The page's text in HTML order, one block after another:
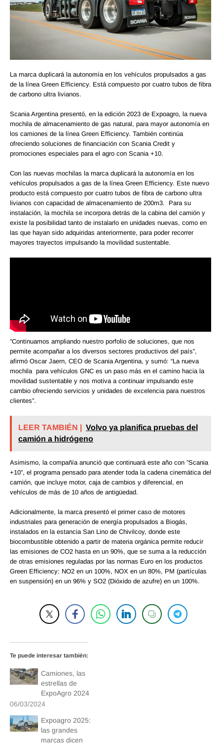
La marca duplicará la autonomía en los vehículos propulsados a gas
de la línea Green Efficiency. Está compuesto por cuatro tubos de fibra
de carbono ultra livianos.
Scania Argentina presentó, en la edición 2023 de Expoagro, la nueva
mochila de almacenamiento de gas natural, para mayor autonomía en
los camiones de la línea Green Efficiency. También continúa
ofreciendo soluciones de financiación con Scania Credit y
promociones especiales para el agro con Scania +10.
Con las nuevas mochilas la marca duplicará la autonomía en los
vehículos propulsados a gas de la línea Green Efficiency. Este nuevo
producto está compuesto por cuatro tubos de fibra de carbono ultra
livianos con capacidad de almacenamiento de 200m3. Para su
instalación, la mochila se incorpora detrás de la cabina del camión y
existe la posibilidad tanto de instalarlo en unidades nuevas, como en
las que hayan sido adquiridas anteriormente, para poder recorrer
mayores trayectos impulsando la movilidad sustentable.
”Continuamos ampliando nuestro porfolio de soluciones, que nos
permite acompañar a los diversos sectores productivos del país”,
afirmó Oscar Jaern, CEO de Scania Argentina, y sumó: “La nueva
mochila para vehículos GNC es un paso más en el camino hacia la
movilidad sustentable y nos motiva a continuar impulsando este
cambio ofreciendo servicios y unidades de excelencia para nuestros
clientes”.
LEER TAMBIÉN | Volvo ya planifica pruebas del
camión a hidrógeno
Asimismo, la compañía anunció que continuará este año con ”Scania
+10”, el programa pensado para atender toda la cadena cinemática del
camión, que incluye motor, caja de cambios y diferencial, en
vehículos de más de 10 años de antigüedad.
Adicionalmente, la marca presentó el primer caso de motores
industriales para generación de energía propulsados a Biogás,
instalados en la estancia San Lino de Chivilcoy, donde este
biocombustible obtenido a partir de materia orgánica permite reducir
las emisiones de CO2 hasta en un 90%, que se suma a la reducción
de otras emisiones reguladas por las normas Euro en los productos
Green Efficiency: NO2 en un 100%, NOX en un 80%, PM (partículas
en suspensión) en un 96% y SO2 (Dióxido de azufre) en un 100%.
Te puede interesar también:
Camiones, las
estrellas de
ExpoAgro 2024
06/03/2024
Expoagro 2025:
las grandes
marcas dicen